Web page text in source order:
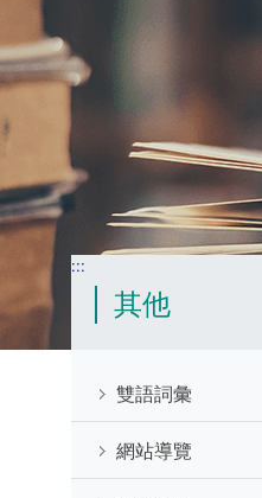
:::
其他
雙語詞彙
網站導覽